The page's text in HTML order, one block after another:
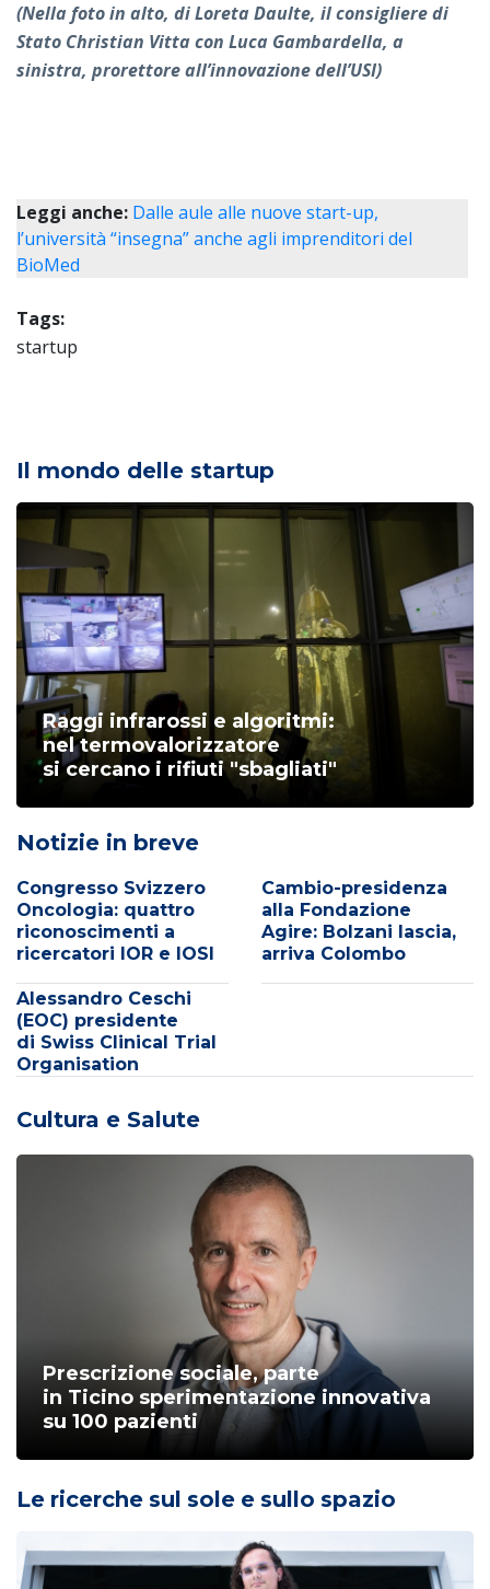
(Nella foto in alto, di Loreta Daulte, il consigliere di
Stato Christian Vitta con Luca Gambardella, a
sinistra, prorettore all’innovazione dell’USI)
Leggi anche: Dalle aule alle nuove start-up,
l’università “insegna” anche agli imprenditori del
BioMed
Tags:
startup
Il mondo delle startup
Raggi infrarossi e algoritmi:
nel termovalorizzatore
si cercano i rifiuti "sbagliati"
Notizie in breve
Congresso Svizzero
Oncologia: quattro
riconoscimenti a
ricercatori IOR e IOSI
Cambio-presidenza
alla Fondazione
Agire: Bolzani lascia,
arriva Colombo
Alessandro Ceschi
(EOC) presidente
di Swiss Clinical Trial
Organisation
Cultura e Salute
Prescrizione sociale, parte
in Ticino sperimentazione innovativa
su 100 pazienti
Le ricerche sul sole e sullo spazio